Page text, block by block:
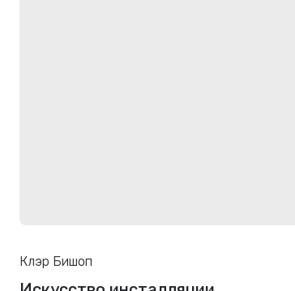
Клэр Бишоп